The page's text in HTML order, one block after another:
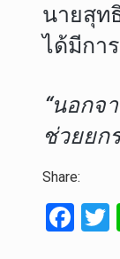
นายสุท
ได้มีกา
“นอกจ
ช่วยยก
Share:
F